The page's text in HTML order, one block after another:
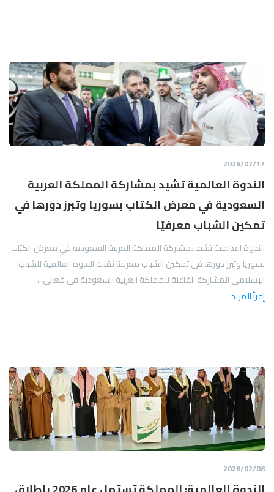
الندوة العالمية تشيد بمشاركة المملكة العربية
السعودية في معرض الكتاب بسوريا وتبرز دورها في
تمكين الشباب معرفيًا
الندوة العالمية تشيد بمشاركة المملكة العربية السعودية في معرض الكتاب
بسوريا وتبرز دورها في تمكين الشباب معرفيًا ثمّنت الندوة العالمية للشباب
الإسلامي المشاركة الفاعلة للمملكة العربية السعودية في فعالي...
17‏/02‏/2026
إقرأ المزيد
08‏/02‏/2026